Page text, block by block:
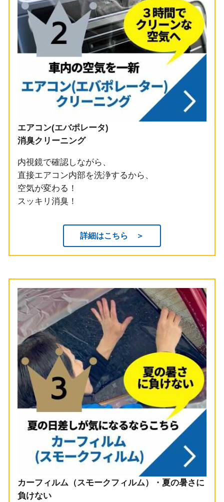
エアコン(エバポレータ)
消臭クリーニング
内視鏡で確認しながら、
直接エアコン内部を洗浄するから、
空気が変わる！
スッキリ消臭！
詳細はこちら ＞
カーフィルム（スモークフィルム）・夏の暑さに
負けない